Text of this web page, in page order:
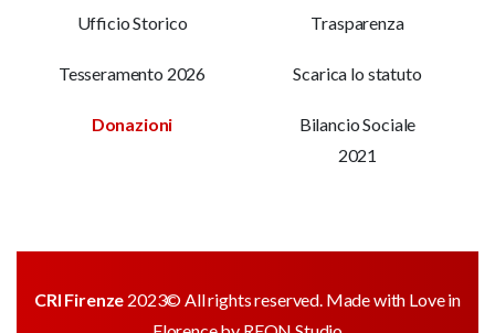
Ufficio Storico
Tesseramento 2026
Donazioni
Trasparenza
Scarica lo statuto
Bilancio Sociale
2021
CRI Firenze 2023© All rights reserved. Made with Love in